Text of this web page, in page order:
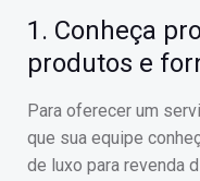
1. Conheça
produtos e
Para oferecer um
que sua equipe
de luxo para revenda